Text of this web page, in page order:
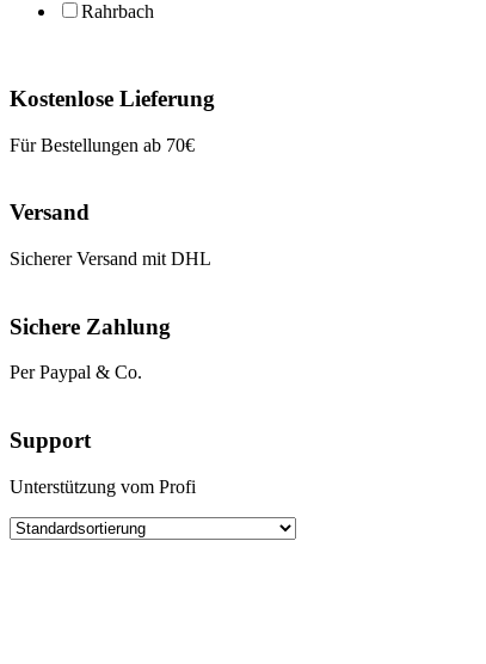
Rahrbach
Kostenlose Lieferung
Für Bestellungen ab 70€
Versand
Sicherer Versand mit DHL
Sichere Zahlung
Per Paypal & Co.
Support
Unterstützung vom Profi